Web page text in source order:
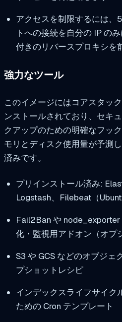
アクセスを制限するには、
トへの接続を自分の IP の
付きのリバースプロキシを
強力なツール
このイメージにはコアスタッ
ンストールされており、セキ
クアップのための明確なフッ
モリとディスク使用量が予測
済みです。
プリインストール済み:
Logstash、Filebeat（
Fail2Ban や
化・監視用アドオン（オプ
S3 や GCS などのオブジェ
プショットレシピ
インデックスライフサイク
ための Cron テンプレート